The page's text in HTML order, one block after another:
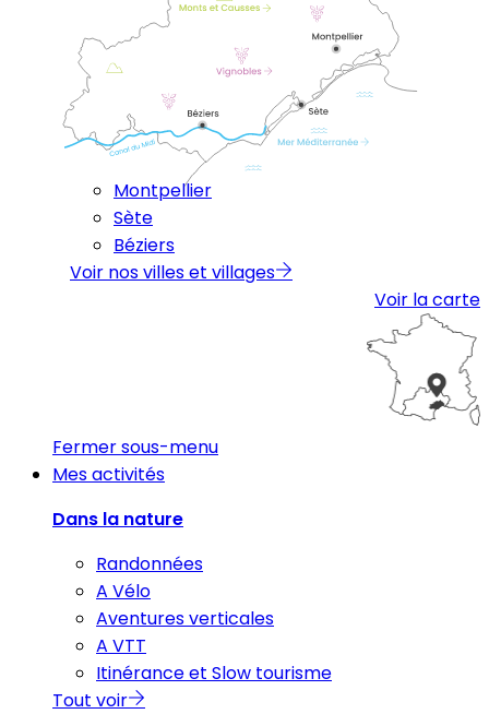
Montpellier
Sète
Béziers
Voir nos villes et villages
Voir la carte
Fermer sous-menu
Mes activités
Dans la nature
Randonnées
A Vélo
Aventures verticales
A VTT
Itinérance et Slow tourisme
Tout voir